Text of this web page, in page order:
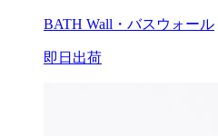
BATH Wall・バスウォール
即日出荷